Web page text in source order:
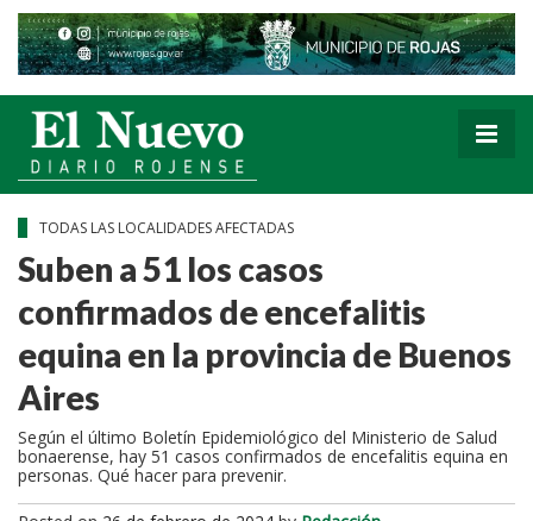
TODAS LAS LOCALIDADES AFECTADAS
Suben a 51 los casos
confirmados de encefalitis
equina en la provincia de Buenos
Aires
Según el último Boletín Epidemiológico del Ministerio de Salud
bonaerense, hay 51 casos confirmados de encefalitis equina en
personas. Qué hacer para prevenir.